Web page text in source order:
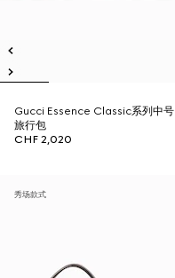
Gucci Essence Classic系列中号
旅行包
CHF 2,020
秀场款式